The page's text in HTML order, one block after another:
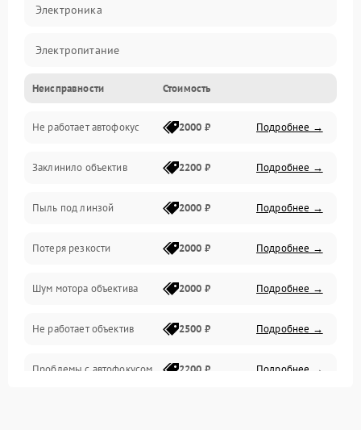
Электроника
Электропитание
Видео
Хранение данных
Программное обеспечение
Механические повреждения
Аудио
Неисправности Стоимость
Не работает автофокус 2000 ₽ Подробнее →
Заклинило объектив 2200 ₽ Подробнее →
Пыль под линзой 2000 ₽ Подробнее →
Потеря резкости 2000 ₽ Подробнее →
Шум мотора объектива 2000 ₽ Подробнее →
Не работает объектив 2500 ₽ Подробнее →
Проблемы с автофокусом 2200 ₽ Подробнее →